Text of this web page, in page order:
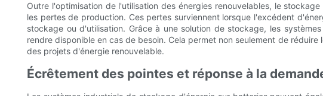
Outre l'optimisation de l'utilisation des énergies renouvelables, le
les pertes de production. Ces pertes surviennent lorsque l'excédent
stockage ou d'utilisation. Grâce à une solution de stockage, les
rendre disponible en cas de besoin. Cela permet non seulement de
des projets d'énergie renouvelable.
Écrêtement des pointes et réponse à la